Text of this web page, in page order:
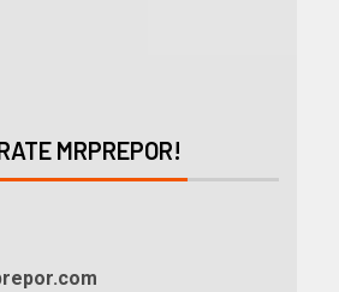
MRPREPOR!